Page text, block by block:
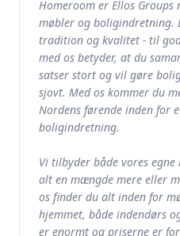
Homeroom er Ellos
møbler og boligindretning.
tradition og kvalitet - til
med os betyder, at du
satser stort og vil gøre
sjovt. Med os kommer du
Nordens førende inden for
boligindretning.
Vi tilbyder både vores
alt en mængde mere eller
os finder du alt inden for
hjemmet, både indendørs
er enormt og priserne er